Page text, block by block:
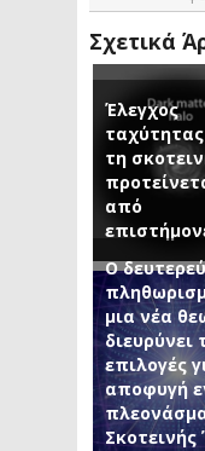
Σχετικά
Έλεγχος
ταχύτητας
τη
από
Ο
μια νέα
διευρύνει
επιλογές
αποφυγή
Σκοτεινής